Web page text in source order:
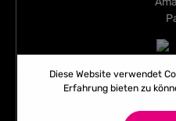
Diese Website verwendet
Erfahrung bieten zu